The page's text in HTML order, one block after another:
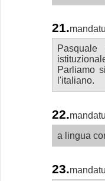
21.
Parliamo
l'italiano.
22.
a lingua
23.